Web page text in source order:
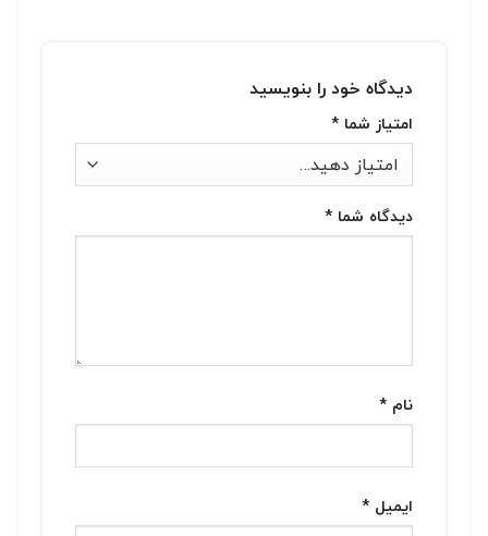
دیدگاه خود را بنویسید
امتیاز شما *
دیدگاه شما *
نام *
ایمیل *